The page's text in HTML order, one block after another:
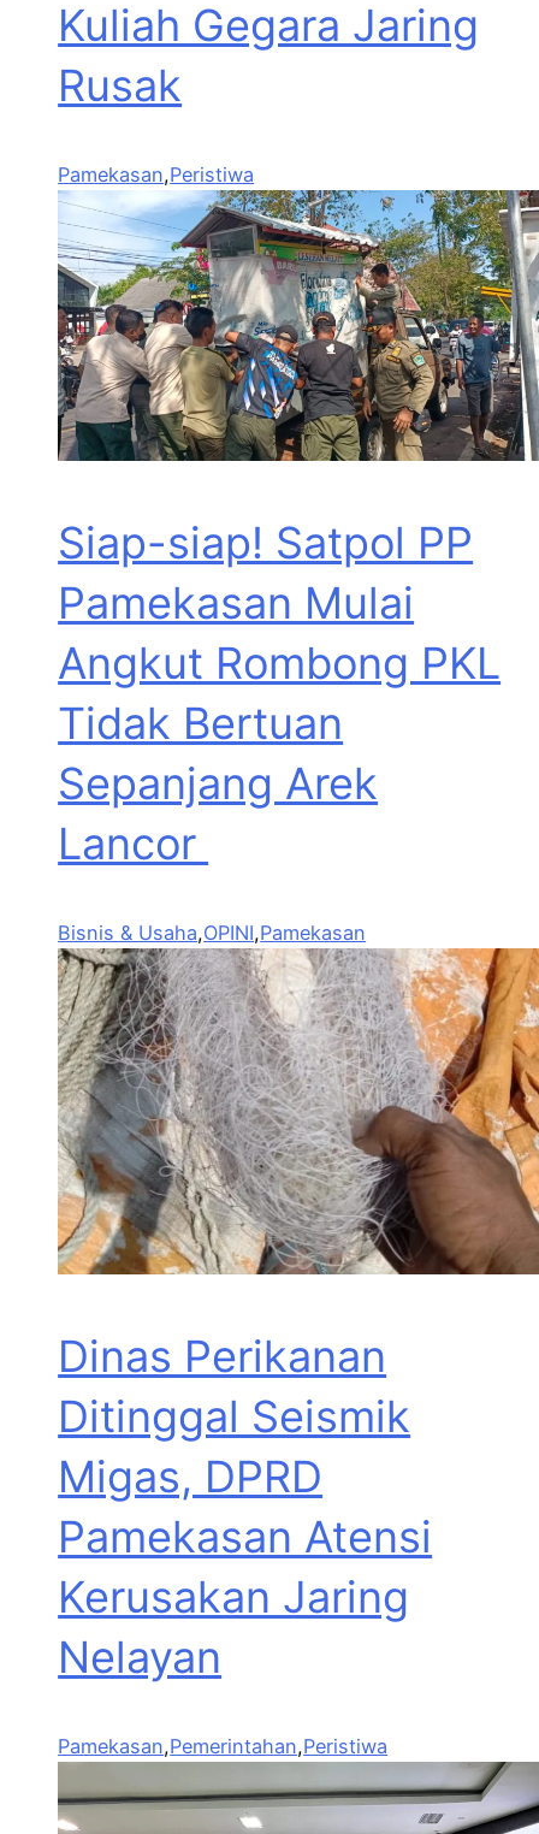
Kuliah Gegara Jaring
Rusak
Pamekasan,Peristiwa
Siap-siap! Satpol PP
Pamekasan Mulai
Angkut Rombong PKL
Tidak Bertuan
Sepanjang Arek
Lancor
Bisnis & Usaha,OPINI,Pamekasan
Dinas Perikanan
Ditinggal Seismik
Migas, DPRD
Pamekasan Atensi
Kerusakan Jaring
Nelayan
Pamekasan,Pemerintahan,Peristiwa